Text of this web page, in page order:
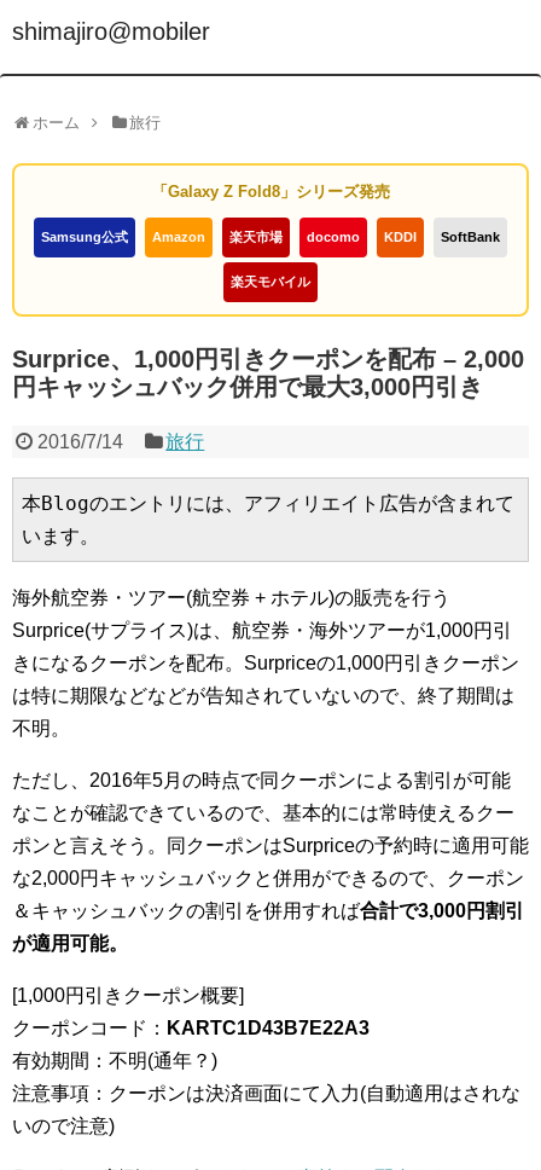
shimajiro@mobiler
ホーム 旅行
「Galaxy Z Fold8」シリーズ発売
Samsung公式 Amazon 楽天市場 docomo KDDI SoftBank
楽天モバイル
Surprice、1,000円引きクーポンを配布 – 2,000
円キャッシュバック併用で最大3,000円引き
2016/7/14 旅行
本Blogのエントリには、アフィリエイト広告が含まれて
います。
海外航空券・ツアー(航空券 + ホテル)の販売を行う
Surprice(サプライス)は、航空券・海外ツアーが1,000円引
きになるクーポンを配布。Surpriceの1,000円引きクーポン
は特に期限などなどが告知されていないので、終了期間は
不明。
ただし、2016年5月の時点で同クーポンによる割引が可能
なことが確認できているので、基本的には常時使えるクー
ポンと言えそう。同クーポンはSurpriceの予約時に適用可能
な2,000円キャッシュバックと併用ができるので、クーポン
＆キャッシュバックの割引を併用すれば合計で3,000円割引
が適用可能。
[1,000円引きクーポン概要]
クーポンコード： KARTC1D43B7E22A3
有効期間：不明(通年？)
注意事項：クーポンは決済画面にて入力(自動適用はされな
いので注意)